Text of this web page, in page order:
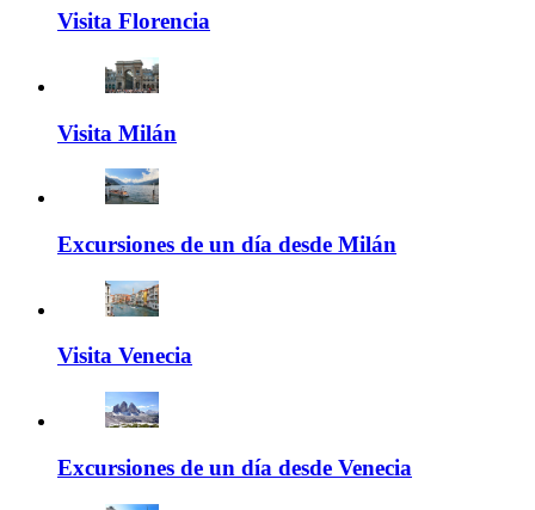
Visita Florencia
Visita Milán
Excursiones de un día desde Milán
Visita Venecia
Excursiones de un día desde Venecia